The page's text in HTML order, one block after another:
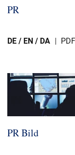
PR
DE / EN / DA PDF
PR Bild